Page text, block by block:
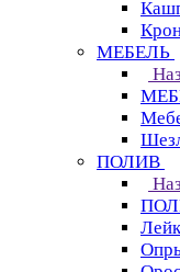
МЕБЕЛЬ
ПОЛИВ